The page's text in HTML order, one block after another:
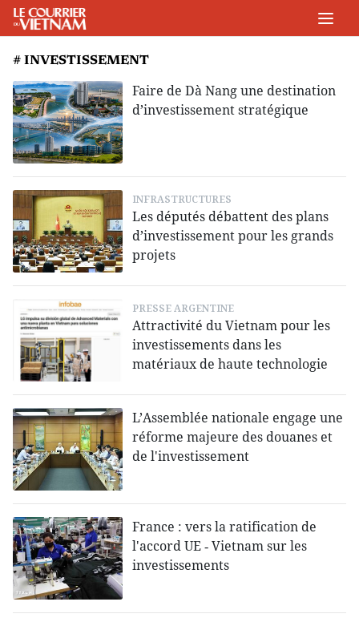
# INVESTISSEMENT
Faire de Dà Nang une destination
d’investissement stratégique
INFRASTRUCTURES
Les députés débattent des plans
d’investissement pour les grands
projets
PRESSE ARGENTINE
Attractivité du Vietnam pour les
investissements dans les
matériaux de haute technologie
L’Assemblée nationale engage une
réforme majeure des douanes et
de l'investissement
France : vers la ratification de
l'accord UE ‑ Vietnam sur les
investissements